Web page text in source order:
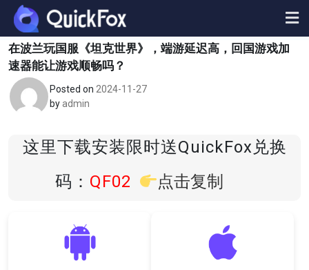
Skip
content
在波兰玩国服《坦克世界》，端游延迟高，回国游戏加
速器能让游戏顺畅吗？
Posted on 2024-11-27
by admin
这里下载安装限时送QuickFox兑换
码： QF02 点击复制